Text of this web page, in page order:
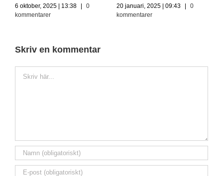
6 oktober, 2025 | 13:38 |
0
kommentarer
20 januari, 2025 | 09:43 |
0
kommentarer
Skriv en kommentar